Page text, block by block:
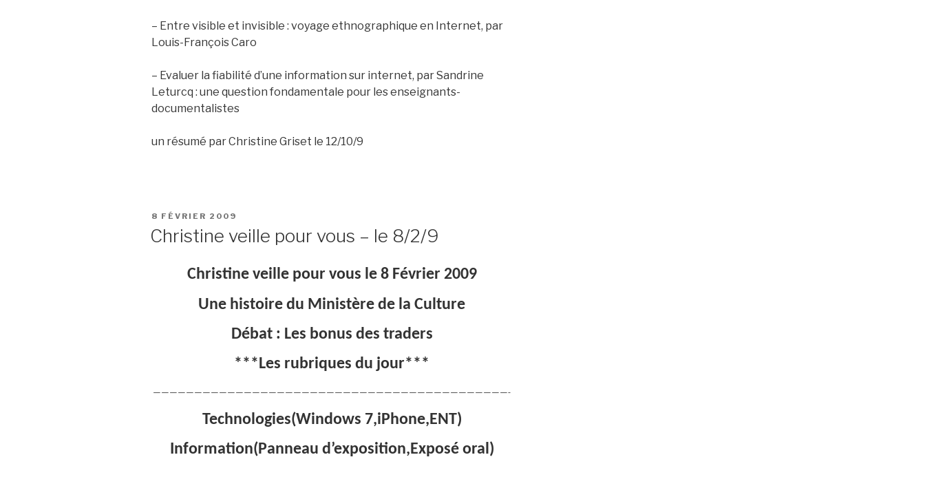
– Entre visible et invisible : voyage ethnographique en Internet, par
Louis-François Caro
– Evaluer la fiabilité d’une information sur internet, par Sandrine
Leturcq : une question fondamentale pour les enseignants-
documentalistes
un résumé par Christine Griset le 12/10/9
PUBLIÉ
8 FÉVRIER 2009
Christine veille pour vous – le 8/2/9
Christine veille pour vous le 8 Février 2009
Une histoire du Ministère de la Culture
Débat : Les bonus des traders
***Les rubriques du jour***
———————————————————————————————————————————-
Technologies(Windows 7,iPhone,ENT)
Information(Panneau d’exposition,Exposé oral)